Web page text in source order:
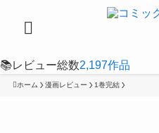
📚レビュー総数2,197作品
ホーム 漫画レビュー 1巻完結